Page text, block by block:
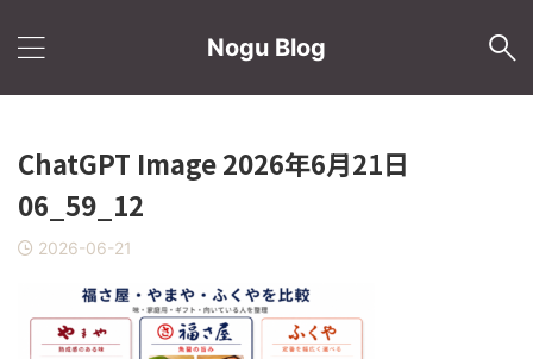
Nogu Blog
ChatGPT Image 2026年6月21日
06_59_12
2026-06-21